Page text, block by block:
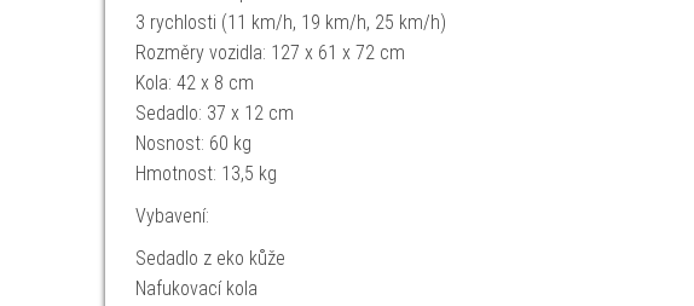
3 rychlosti (11 km/h, 19 km/h, 25 km/h)
Rozměry vozidla: 127 x 61 x 72 cm
Kola: 42 x 8 cm
Sedadlo: 37 x 12 cm
Nosnost: 60 kg
Hmotnost: 13,5 kg
Vybavení:
Sedadlo z eko kůže
Nafukovací kola